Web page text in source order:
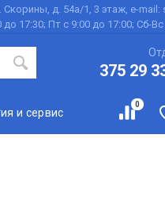
Скорины, д. 54а/1, 3 этаж, e-mail:
до 17:30; Пт с 9:00 до 17:00; Сб-
375 29
и сервис
0